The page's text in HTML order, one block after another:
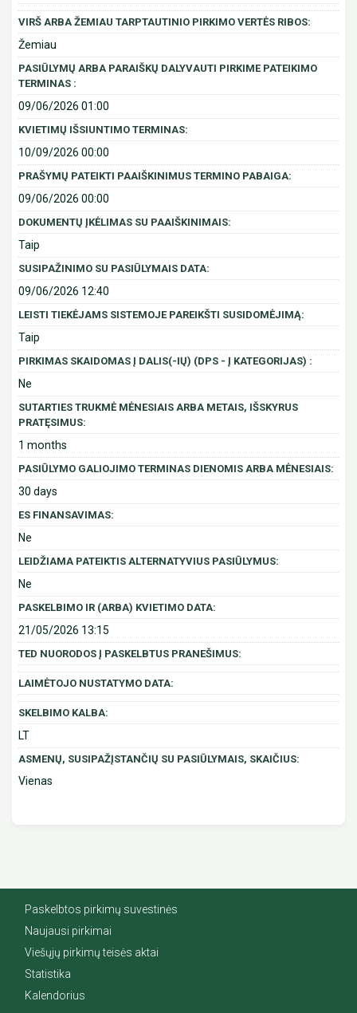
VIRŠ ARBA ŽEMIAU TARPTAUTINIO PIRKIMO VERTĖS RIBOS:
Žemiau
PASIŪLYMŲ ARBA PARAIŠKŲ DALYVAUTI PIRKIME PATEIKIMO
TERMINAS :
09/06/2026 01:00
KVIETIMŲ IŠSIUNTIMO TERMINAS:
10/09/2026 00:00
PRAŠYMŲ PATEIKTI PAAIŠKINIMUS TERMINO PABAIGA:
09/06/2026 00:00
DOKUMENTŲ ĮKĖLIMAS SU PAAIŠKINIMAIS:
Taip
SUSIPAŽINIMO SU PASIŪLYMAIS DATA:
09/06/2026 12:40
LEISTI TIEKĖJAMS SISTEMOJE PAREIKŠTI SUSIDOMĖJIMĄ:
Taip
PIRKIMAS SKAIDOMAS Į DALIS(-IŲ) (DPS - Į KATEGORIJAS) :
Ne
SUTARTIES TRUKMĖ MĖNESIAIS ARBA METAIS, IŠSKYRUS
PRATĘSIMUS:
1 months
PASIŪLYMO GALIOJIMO TERMINAS DIENOMIS ARBA MĖNESIAIS:
30 days
ES FINANSAVIMAS:
Ne
LEIDŽIAMA PATEIKTIS ALTERNATYVIUS PASIŪLYMUS:
Ne
PASKELBIMO IR (ARBA) KVIETIMO DATA:
21/05/2026 13:15
TED NUORODOS Į PASKELBTUS PRANEŠIMUS:
LAIMĖTOJO NUSTATYMO DATA:
SKELBIMO KALBA:
LT
ASMENŲ, SUSIPAŽĮSTANČIŲ SU PASIŪLYMAIS, SKAIČIUS:
Vienas
Paskelbtos pirkimų suvestinės
Naujausi pirkimai
Viešųjų pirkimų teisės aktai
Statistika
Kalendorius